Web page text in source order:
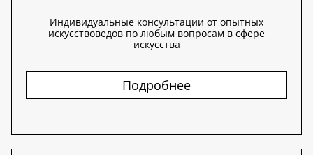
Индивидуальные консультации от опытных
искусствоведов по любым вопросам в сфере
искусства
Подробнее